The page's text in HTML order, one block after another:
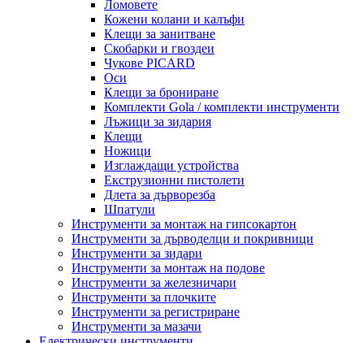
Ломовете
Кожени колани и калъфи
Клещи за занитване
Скобарки и гвоздеи
Чукове PICARD
Оси
Клещи за брониране
Комплекти Gola / комплекти инструменти
Лъжици за зидария
Клещи
Ножици
Изглаждащи устройства
Екструзионни пистолети
Длета за дърворезба
Шпатули
Инструменти за монтаж на гипсокартон
Инструменти за дърводелци и покривници
Инструменти за зидари
Инструменти за монтаж на подове
Инструменти за железничари
Инструменти за плочките
Инструменти за регистриране
Инструменти за мазачи